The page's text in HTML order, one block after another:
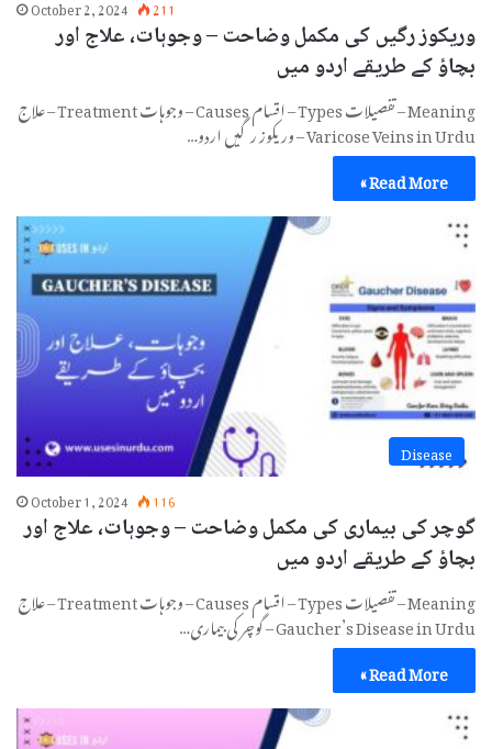
وریکوز رگیں کی مکمل وضاحت – وجوہات، علاج اور
بچاؤ کے طریقے اردو میں
Meaning – تفصیلات Types – اقسام Causes – وجوہات Treatment – علاج
Varicose Veins in Urdu – وریکوز رگیں اردو…
Read More »
Disease
October 1, 2024 116
گوچر کی بیماری کی مکمل وضاحت – وجوہات، علاج اور
بچاؤ کے طریقے اردو میں
Meaning – تفصیلات Types – اقسام Causes – وجوہات Treatment – علاج
Gaucher’s Disease in Urdu – گوچر کی بیماری…
Read More »